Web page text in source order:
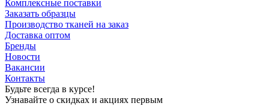
Комплексные поставки
Заказать образцы
Производство тканей на заказ
Доставка оптом
Бренды
Новости
Вакансии
Контакты
Будьте всегда в курсе!
Узнавайте о скидках и акциях первым